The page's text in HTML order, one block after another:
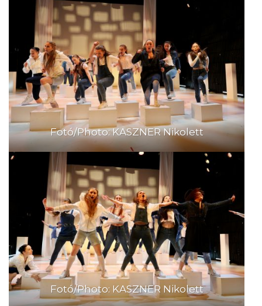
Fotó/Photo: KASZNER Nikolett
Fotó/Photo: KASZNER Nikolett